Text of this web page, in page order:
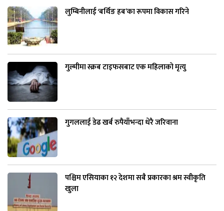
लुम्बिनीलाई ‘बर्थिङ हब’का रूपमा विकास गरिने
गुल्मीमा स्क्रब टाइफसबाट एक महिलाको मृत्यु
गुगललाई डेढ खर्ब रुपैयाँभन्दा धेरै जरिवाना
पश्चिम एसियाका १२ देशमा सबै प्रकारका श्रम स्वीकृति
खुला